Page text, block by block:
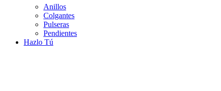
Anillos
Colgantes
Pulseras
Pendientes
Hazlo Tú